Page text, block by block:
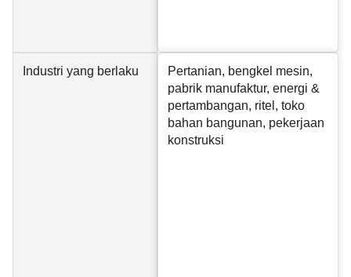
Industri yang berlaku
Pertanian, bengkel mesin,
pabrik manufaktur, energi &
pertambangan, ritel, toko
bahan bangunan, pekerjaan
konstruksi